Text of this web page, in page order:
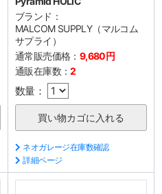
ブランド：
MALCOM SUPPLY（マルコム
サプライ）
通常販売価格： 9,680円
通販在庫数：2
数量：
ネオガレージ在庫数確認
詳細ページ